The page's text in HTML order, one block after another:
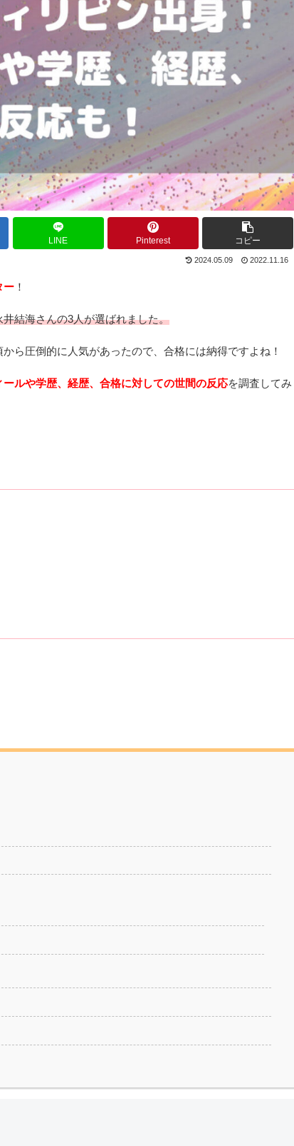
LINE Pinterest コピー
2024.05.09 2022.11.16
ー ！
結海さんの3人が選ばれました。
ら圧倒的に人気があったので、合格には納得ですよね！
ールや学歴、経歴、合格に対しての世間の反応を調査してみ